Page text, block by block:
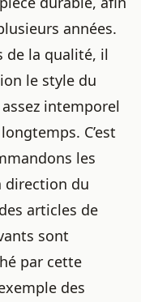
années.
de la qualité, il
le style du
intemporel
C’est
les
direction du
articles de
sont
par cette
des